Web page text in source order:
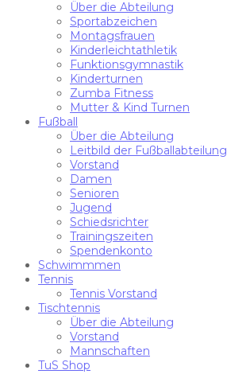
Über die Abteilung
Sportabzeichen
Montagsfrauen
Kinderleichtathletik
Funktionsgymnastik
Kinderturnen
Zumba Fitness
Mutter & Kind Turnen
Fußball
Über die Abteilung
Leitbild der Fußballabteilung
Vorstand
Damen
Senioren
Jugend
Schiedsrichter
Trainingszeiten
Spendenkonto
Schwimmmen
Tennis
Tennis Vorstand
Tischtennis
Über die Abteilung
Vorstand
Mannschaften
TuS Shop